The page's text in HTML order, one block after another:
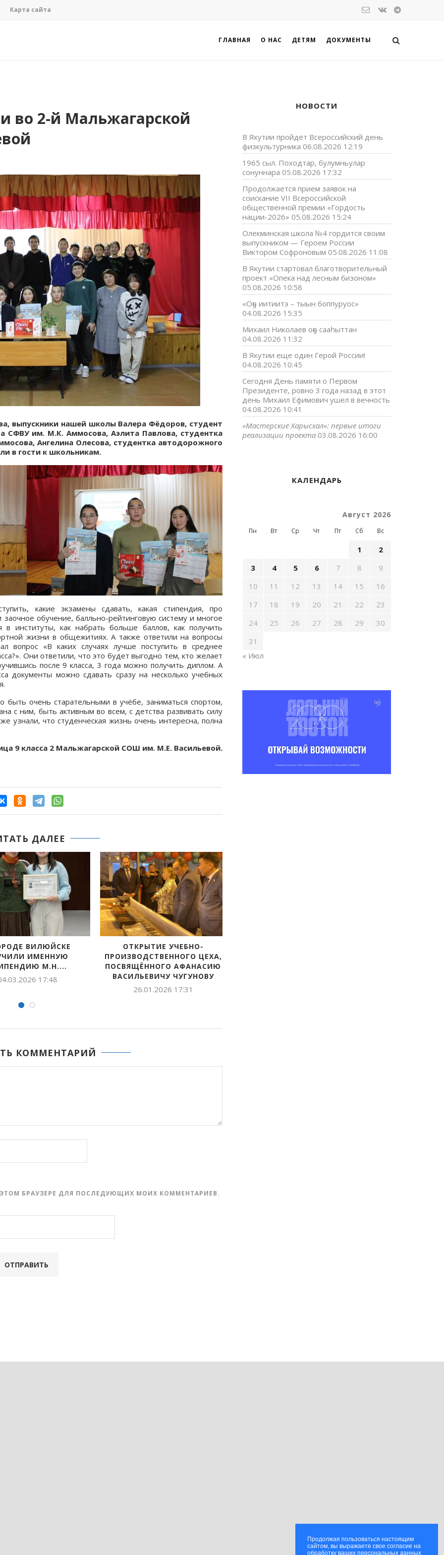
Продолжая пользоваться настоящим
сайтом, вы выражаете свое согласие на
обработку ваших персональных данных
Карта сайта
ГЛАВНАЯ О НАС ДЕТЯМ ДОКУМЕНТЫ
во 2-й Мальжагарской
выпускники нашей школы Валера Фёдоров, студент
СФВУ им. М.К. Аммосова, Аэлита Павлова, студентка
Ангелина Олесова, студентка автодорожного
в гости к школьникам.
какие экзамены сдавать, какая стипендия, про
обучение, балльно-рейтинговую систему и многое
в институты, как набрать больше баллов, как получить
жизни в общежитиях. А также ответили на вопросы
вопрос «В каких случаях лучше поступить в среднее
Они ответили, что это будет выгодно тем, кто желает
после 9 класса, 3 года можно получить диплом. А
документы можно сдавать сразу на несколько учебных
быть очень старательными в учёбе, заниматься спортом,
с ним, быть активным во всем, с детства развивать силу
узнали, что студенческая жизнь очень интересна, полна
9 класса 2 Мальжагарской СОШ им. М.Е. Васильевой.
ДАЛЕЕ
ВЛАСЬЕВНА
ТОЛКУЙДУУРГА
ҮӨРЭТЭЛЛЭР
18:10
ВОЕННО-СПОРТИВНЫЕ
СОРЕВНОВАНИЯ «СНЕЖНЫЙ
БАРС»
18.12.2025 12:06
КОММЕНТАРИЙ
ЭТОМ БРАУЗЕРЕ ДЛЯ ПОСЛЕДУЮЩИХ МОИХ КОММЕНТАРИЕВ.
НОВОСТИ
В Якутии пройдет Всероссийский день
физкультурника 06.08.2026 12:19
1965 сыл. Походтар, булумньулар
сонуннара 05.08.2026 17:32
Продолжается прием заявок на
соискание VII Всероссийской
общественной премии «Гордость
нации-2026» 05.08.2026 15:24
Олекминская школа №4 гордится своим
выпускником — Героем России
Виктором Софроновым 05.08.2026 11:08
В Якутии стартовал благотворительный
проект «Опека над лесным бизоном»
05.08.2026 10:58
«Оҕо иитиитэ – тыын боппуруос»
04.08.2026 15:35
Михаил Николаев оҕо сааһыттан
04.08.2026 11:32
В Якутии еще один Герой России!
04.08.2026 10:45
Сегодня День памяти о Первом
Президенте, ровно 3 года назад в этот
день Михаил Ефимович ушел в вечность
04.08.2026 10:41
«Мастерские Харысхал»: первые итоги
реализации проекта 03.08.2026 16:00
КАЛЕНДАРЬ
Август 2026
Пн Вт Ср Чт Пт Сб Вс
1
2
3
4 5 6 7 8
9
10
11 12 13 14 15
16
17
18 19 20 21 22
23
24
25 26 27 28 29
30
31
« Июл